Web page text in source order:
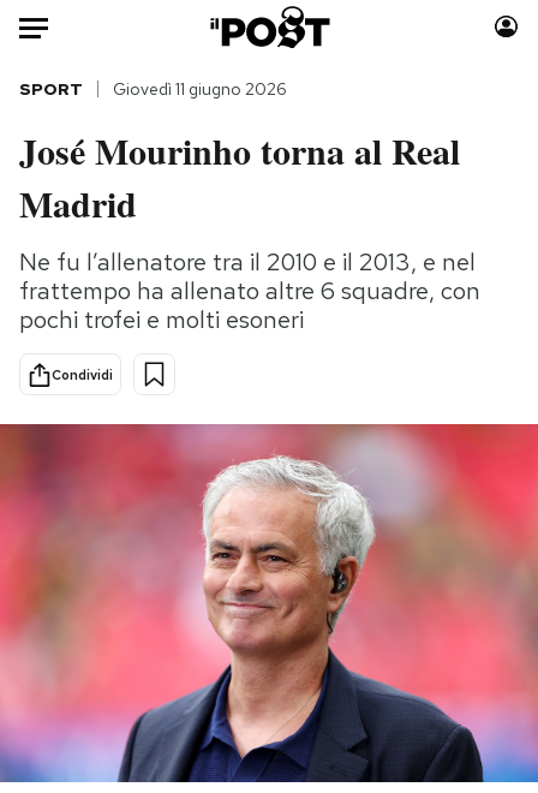
Auto
HOME
Italia
Politica
Tecnologia
Scienza
Consumismi
Storie/Idee
Altrecose
Mondiali calcio 2026
I MIEI PREFERITI
SPORT Giovedì 11 giugno 2026
José Mourinho torna al Real
Madrid
Ne fu l’allenatore tra il 2010 e il 2013, e nel
frattempo ha allenato altre 6 squadre, con
pochi trofei e molti esoneri
Condividi